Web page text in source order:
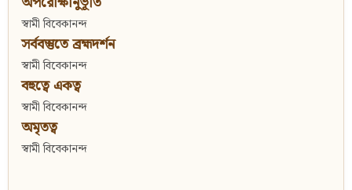
স্বামী বিবেকানন্দ
সর্ববস্তুতে ব্রহ্মদর্শন
স্বামী বিবেকানন্দ
বহুত্বে একত্ব
স্বামী বিবেকানন্দ
অমৃতত্ব
স্বামী বিবেকানন্দ